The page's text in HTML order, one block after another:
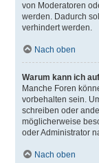
von Moderatoren
werden. Dadurch
verhindert werden.
Nach oben
Warum kann ich
Manche Foren
vorbehalten sein.
schreiben oder
möglicherweise
oder Administrator
Nach oben